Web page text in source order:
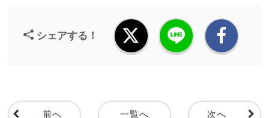
シェアする！
前へ 一覧へ 次へ